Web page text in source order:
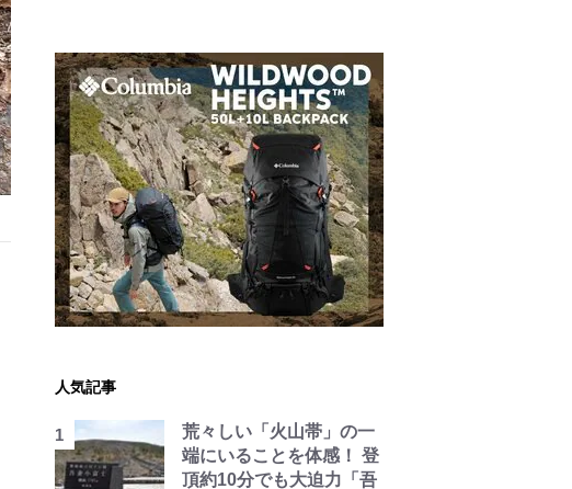
人気記事
荒々しい「火山帯」の一
端にいることを体感！ 登
頂約10分でも大迫力「吾